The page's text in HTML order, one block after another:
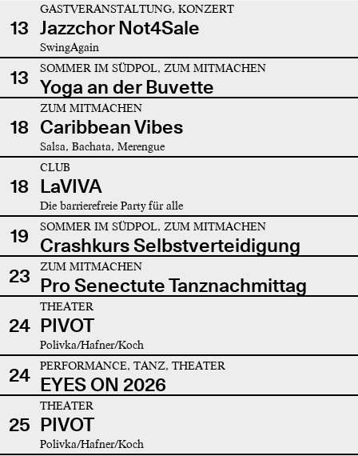
13
GASTVERANSTALTUNG, KONZERT
Jazzchor Not4Sale
SwingAgain
13 SOMMER IM SÜDPOL, ZUM MITMACHEN
Yoga an der Buvette
18
ZUM MITMACHEN
Caribbean Vibes
Salsa, Bachata, Merengue
18
CLUB
LaVIVA
Die barrierefreie Party für alle
19 SOMMER IM SÜDPOL, ZUM MITMACHEN
Crashkurs Selbstverteidigung
23
ZUM MITMACHEN
Pro Senectute Tanznachmittag
24
THEATER
PIVOT
Polivka/Hafner/Koch
24 PERFORMANCE, TANZ, THEATER
EYES ON 2026
25
THEATER
PIVOT
Polivka/Hafner/Koch